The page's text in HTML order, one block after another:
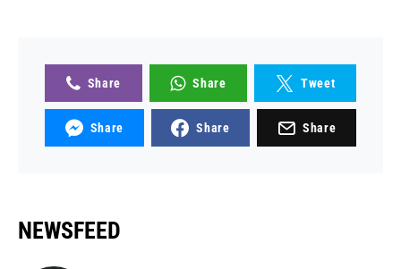
Share Share Tweet
Share Share Share
NEWSFEED